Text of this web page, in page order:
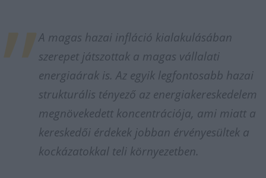
A magas hazai infláció kialakulásában
szerepet játszottak a magas vállalati
energiaárak is. Az egyik legfontosabb hazai
strukturális tényező az energiakereskedelem
megnövekedett koncentrációja, ami miatt a
kereskedői érdekek jobban érvényesültek a
kockázatokkal teli környezetben.